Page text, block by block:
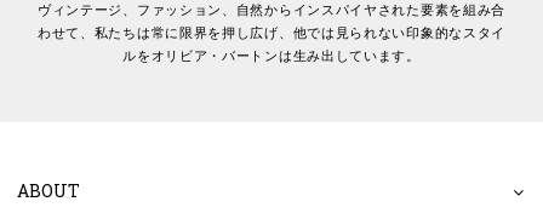
ヴィンテージ、ファッション、自然からインスパイヤされた要素を組み合
わせて、私たちは常に限界を押し広げ、他では見られない印象的なスタイ
ルをオリビア・バートンは生み出しています。
ABOUT